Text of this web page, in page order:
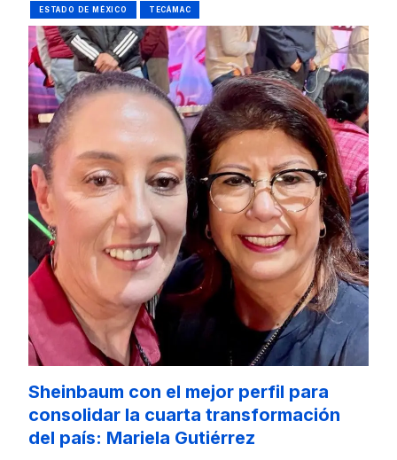
ESTADO DE MÉXICO TECÁMAC
Sheinbaum con el mejor perfil para
consolidar la cuarta transformación
del país: Mariela Gutiérrez